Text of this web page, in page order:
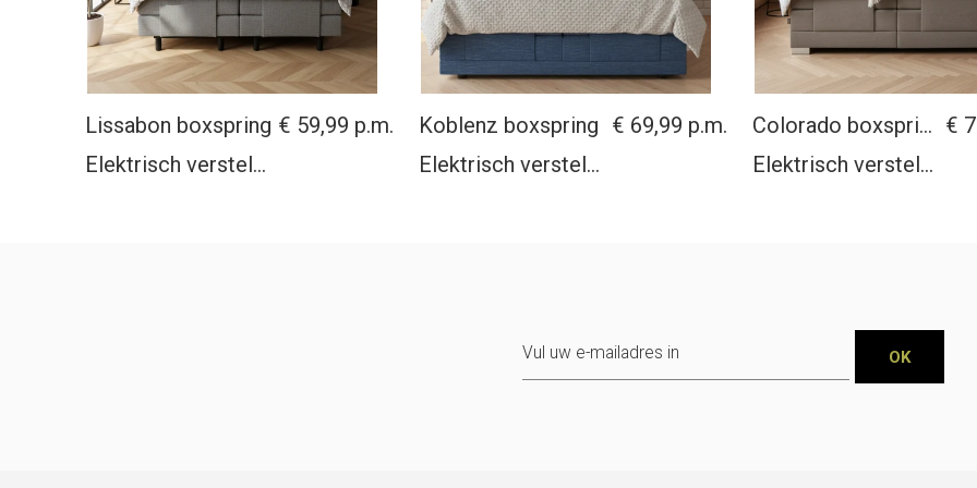
Lissabon boxspring
Elektrisch verstelbaar
€ 59,99
Koblenz boxspring
Elektrisch verstelbaar
€ 69,99
Colorado boxspring
Elektrisch verstelbaar
€